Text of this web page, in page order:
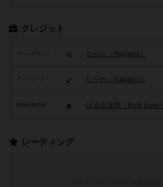
クレジット
ゲームデザイン ながの（Nagano）
アートワーク ながの（Nagano）
ばる倶楽部（Bulk Love）
レーティング